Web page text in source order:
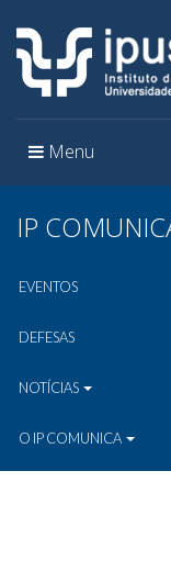
Toggle
Menu
IP
EVENTOS
DEFESAS
NOTÍCIAS
O IP COMUNICA